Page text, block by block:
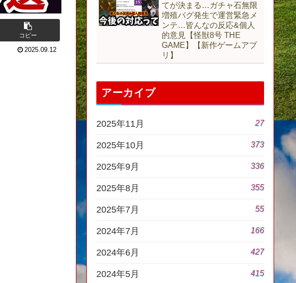
コピー
2025.09.12
てが決まる…ガチャ石無限
増殖バグ発生で運営緊急メ
ンテ…皆んなの反応&個人
的意見【怪獣8号 THE
GAME】【新作ゲームアプ
リ】
アーカイブ
2025年11月 27
2025年10月 373
2025年9月 336
2025年8月 355
2025年7月 55
2024年7月 166
2024年6月 427
2024年5月 415